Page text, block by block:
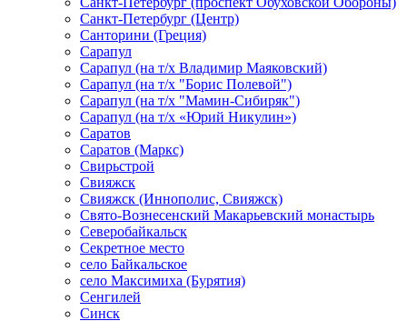
Санкт-Петербург (Центр)
Санторини (Греция)
Сарапул
Сарапул (на т/х Владимир Маяковский)
Сарапул (на т/х "Борис Полевой")
Сарапул (на т/х "Мамин-Сибиряк")
Сарапул (на т/х «Юрий Никулин»)
Саратов
Саратов (Маркс)
Свирьстрой
Свияжск
Свияжск (Иннополис, Свияжск)
Свято-Вознесенский Макарьевский монастырь
Северобайкальск
Секретное место
село Байкальское
село Максимиха (Бурятия)
Сенгилей
Синск